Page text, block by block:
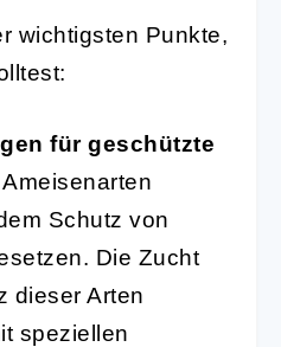
wichtigsten Punkte,
für geschützte
Schutz von
Die Zucht
dieser Arten
speziellen